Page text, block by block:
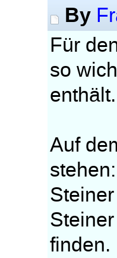
By
Für
so
enthält.
Auf
finden.